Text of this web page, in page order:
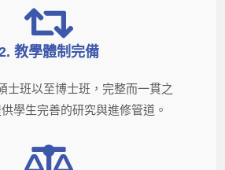
教學體制完備​
士班以至博士班，完整而一貫之
學生完善的研究與進修管道。